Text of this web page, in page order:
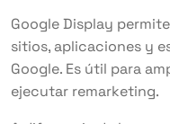
Google Display
sitios, aplicaciones y
Google. Es útil para
ejecutar remarketing.